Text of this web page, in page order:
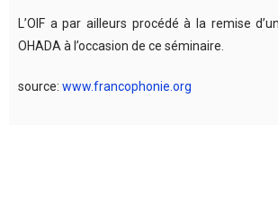
L’OIF a par ailleurs procédé à la remise
OHADA à l’occasion de ce séminaire.
source: www.francophonie.org